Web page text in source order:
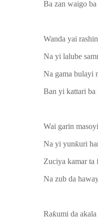
Ba zan waigo
Wanda yai
Na yi lalube
Na gama bulayi
Ban yi kattari ba
Wai garin
Na yi yunƙuri
Zuciya kamar ta
Na zub da
Raƙumi da